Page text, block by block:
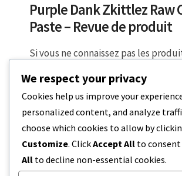
Purple Dank Zkittlez Raw
Paste – Revue de produit
Si vous ne connaissez pas les
excellente option pour…
2 MINUTES DE LECTURE 22 FÉVRIER 2024
We respect your privacy
Cookies help us improve your
personalized content, and analyze
choose which cookies to allow by
Customize. ClickAccept All to
All to decline non-essential cookies.